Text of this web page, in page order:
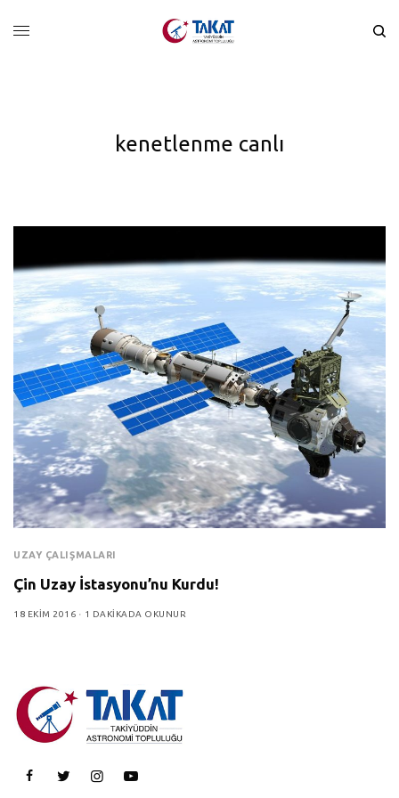
kenetlenme canlı
UZAY ÇALIŞMALARI
Çin Uzay İstasyonu’nu Kurdu!
18 EKIM 2016 1 DAKIKADA OKUNUR